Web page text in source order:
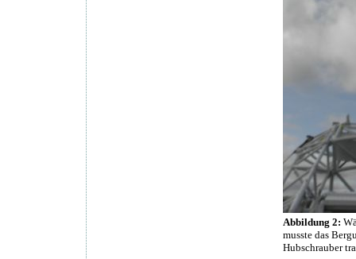
Abbildung 2:
musste das
Hubschrauber